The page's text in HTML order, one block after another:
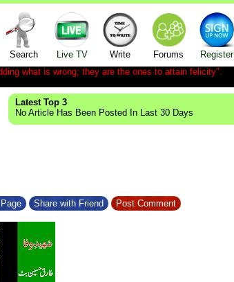
Search Live TV Write Forums Register
what is wrong; they are the ones to attain felicity".
Latest Top 3
No Article Has Been Posted In Last 30 Days
Share with Friend Post Comment